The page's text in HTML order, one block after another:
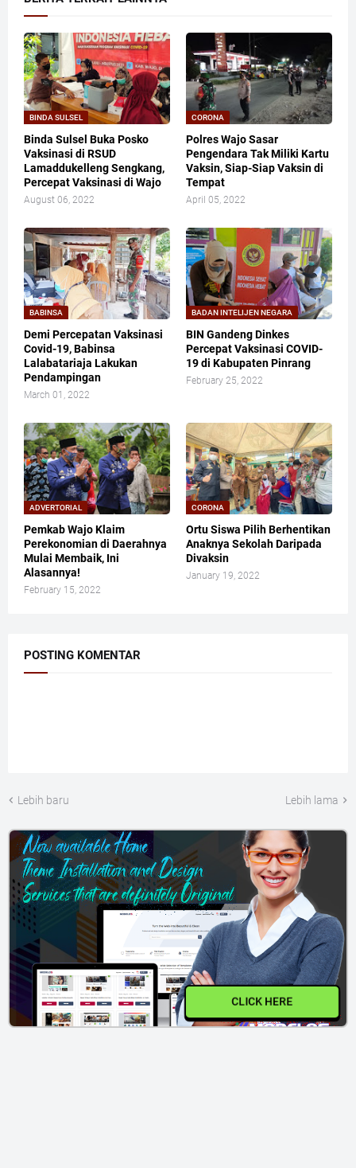
BINDA SULSEL
Binda Sulsel Buka Posko
Vaksinasi di RSUD
Lamaddukelleng Sengkang,
Percepat Vaksinasi di Wajo
August 06, 2022
CORONA
Polres Wajo Sasar
Pengendara Tak Miliki Kartu
Vaksin, Siap-Siap Vaksin di
Tempat
April 05, 2022
BABINSA
Demi Percepatan Vaksinasi
Covid-19, Babinsa
Lalabatariaja Lakukan
Pendampingan
March 01, 2022
BADAN INTELIJEN NEGARA
BIN Gandeng Dinkes
Percepat Vaksinasi COVID-
19 di Kabupaten Pinrang
February 25, 2022
ADVERTORIAL
Pemkab Wajo Klaim
Perekonomian di Daerahnya
Mulai Membaik, Ini
Alasannya!
February 15, 2022
CORONA
Ortu Siswa Pilih Berhentikan
Anaknya Sekolah Daripada
Divaksin
January 19, 2022
POSTING KOMENTAR
Lebih baru Lebih lama
CLICK HERE